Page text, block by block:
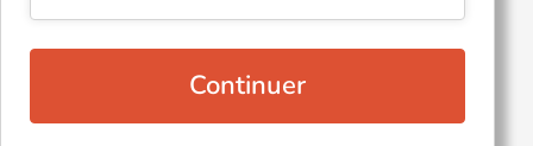
Continuer